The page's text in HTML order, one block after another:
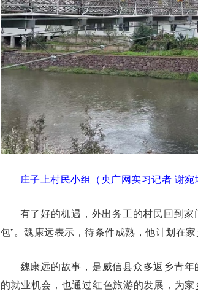
庄子上村民小组（央广网实习记者 谢宛
有了好的机遇，外出务工的村民回到
包”。魏康远表示，待条件成熟，他计划在家
魏康远的故事，是威信县众多返乡青
的就业机会，也通过红色旅游的发展，为